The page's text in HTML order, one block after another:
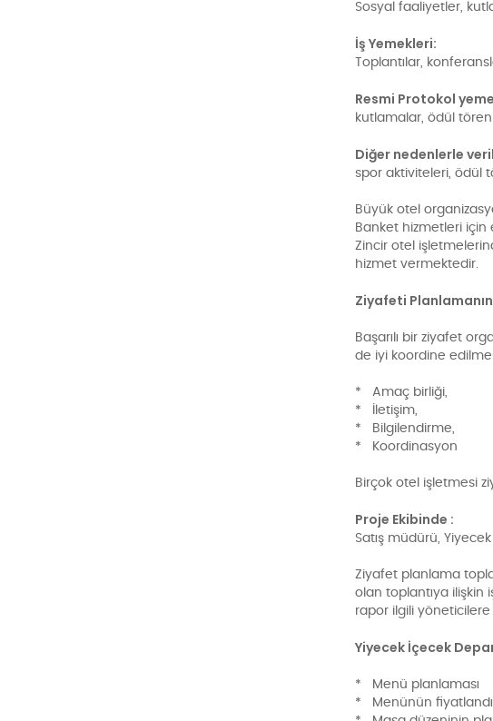
Sosyal faaliyetler,
İş Yemekleri:
Toplantılar,
Resmi Protokol
kutlamalar, ödül
Diğer nedenlerle
spor aktiviteleri, ödül
Büyük otel
Banket hizmetleri
Zincir otel
hizmet vermektedir.
Ziyafeti
Başarılı bir ziyafet
de iyi koordine
* Amaç birliği,
* İletişim,
* Bilgilendirme,
* Koordinasyon
Birçok otel işletmesi
Proje Ekibinde :
Satış müdürü,
Ziyafet planlama
olan toplantıya ilişkin
rapor ilgili
Yiyecek İçecek
* Menü planlaması
* Menünün